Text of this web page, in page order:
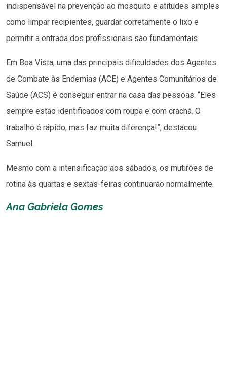
indispensável na prevenção ao mosquito e atitudes simples
como limpar recipientes, guardar corretamente o lixo e
permitir a entrada dos profissionais são fundamentais.
Em Boa Vista, uma das principais dificuldades dos Agentes
de Combate às Endemias (ACE) e Agentes Comunitários de
Saúde (ACS) é conseguir entrar na casa das pessoas. “Eles
sempre estão identificados com roupa e com crachá. O
trabalho é rápido, mas faz muita diferença!”, destacou
Samuel.
Mesmo com a intensificação aos sábados, os mutirões de
rotina às quartas e sextas-feiras continuarão normalmente.
Ana Gabriela Gomes